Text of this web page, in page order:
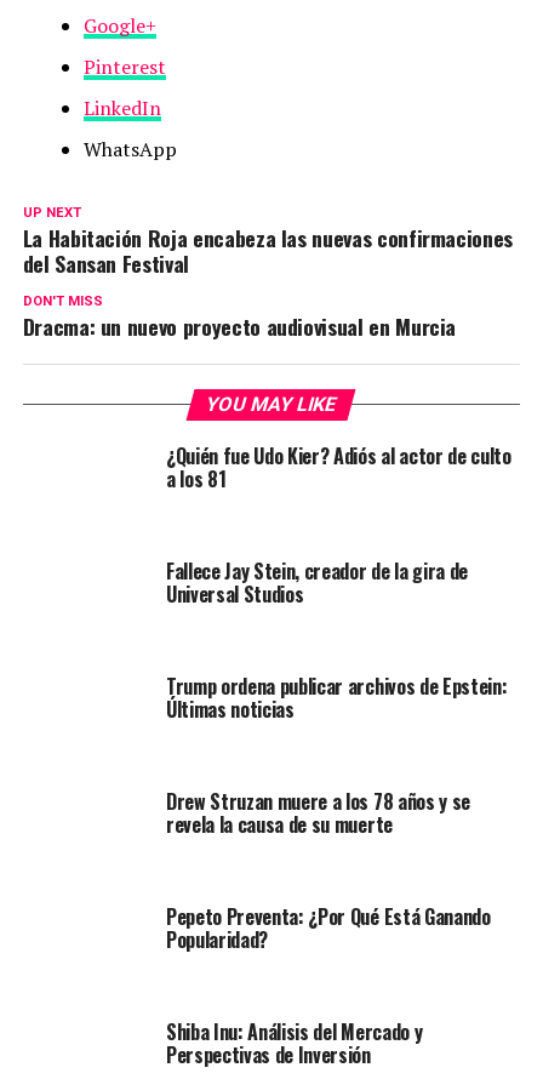
Google+
Pinterest
LinkedIn
WhatsApp
UP NEXT
La Habitación Roja encabeza las nuevas confirmaciones
del Sansan Festival
DON'T MISS
Dracma: un nuevo proyecto audiovisual en Murcia
YOU MAY LIKE
¿Quién fue Udo Kier? Adiós al actor de culto
a los 81
Fallece Jay Stein, creador de la gira de
Universal Studios
Trump ordena publicar archivos de Epstein:
Últimas noticias
Drew Struzan muere a los 78 años y se
revela la causa de su muerte
Pepeto Preventa: ¿Por Qué Está Ganando
Popularidad?
Shiba Inu: Análisis del Mercado y
Perspectivas de Inversión